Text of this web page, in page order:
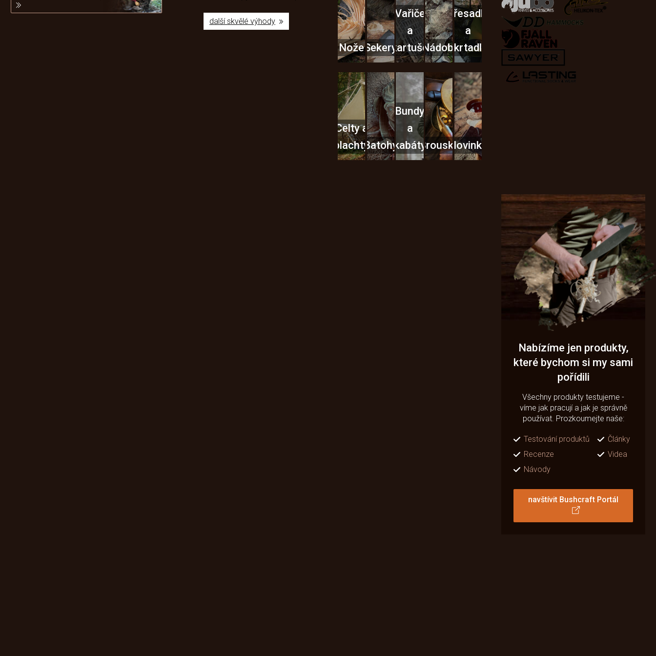
další skvělé výhody
NožeSekery
Vařiče
a
kartušeNádobí
Křesadla
a
škrtadla
Celty a
plachtyBatohy
Bundy
a
kabátyBrouskyNovinky
Nabízíme jen produkty,
které bychom si my sami
pořídili
Všechny produkty testujeme -
víme jak pracují a jak je správně
používat. Prozkoumejte naše:
Testování produktů
Články
Recenze
Videa
Návody
navštívit Bushcraft Portál